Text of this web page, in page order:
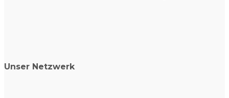
Unser Netzwerk